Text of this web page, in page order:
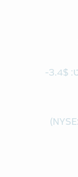
תזרים המזומנים החופשי 3.8$ - 3.6$ מיליארד דולר (התחזית הקודמת מחודש אוגוסט: 3.4$-
- טבע תעשיות פרמצבטיות בע"מ (NYSE: TEVA; TASE: TEVA)